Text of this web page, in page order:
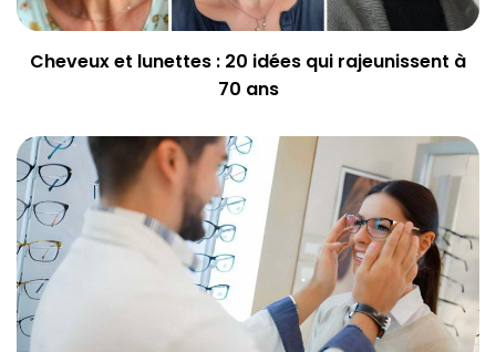
Cheveux et lunettes : 20 idées qui rajeunissent à
70 ans